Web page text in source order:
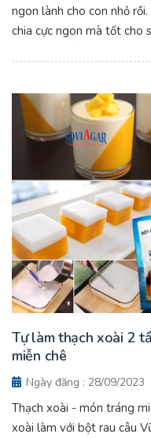
ngon lành cho con nhỏ
chia cực ngon mà tốt cho
Soviagar nhé.
Tự làm thạch xoài 2
miễn chê
Ngày đăng : 28/09/2023
Thạch xoài - món tráng
xoài làm với bột rau câu